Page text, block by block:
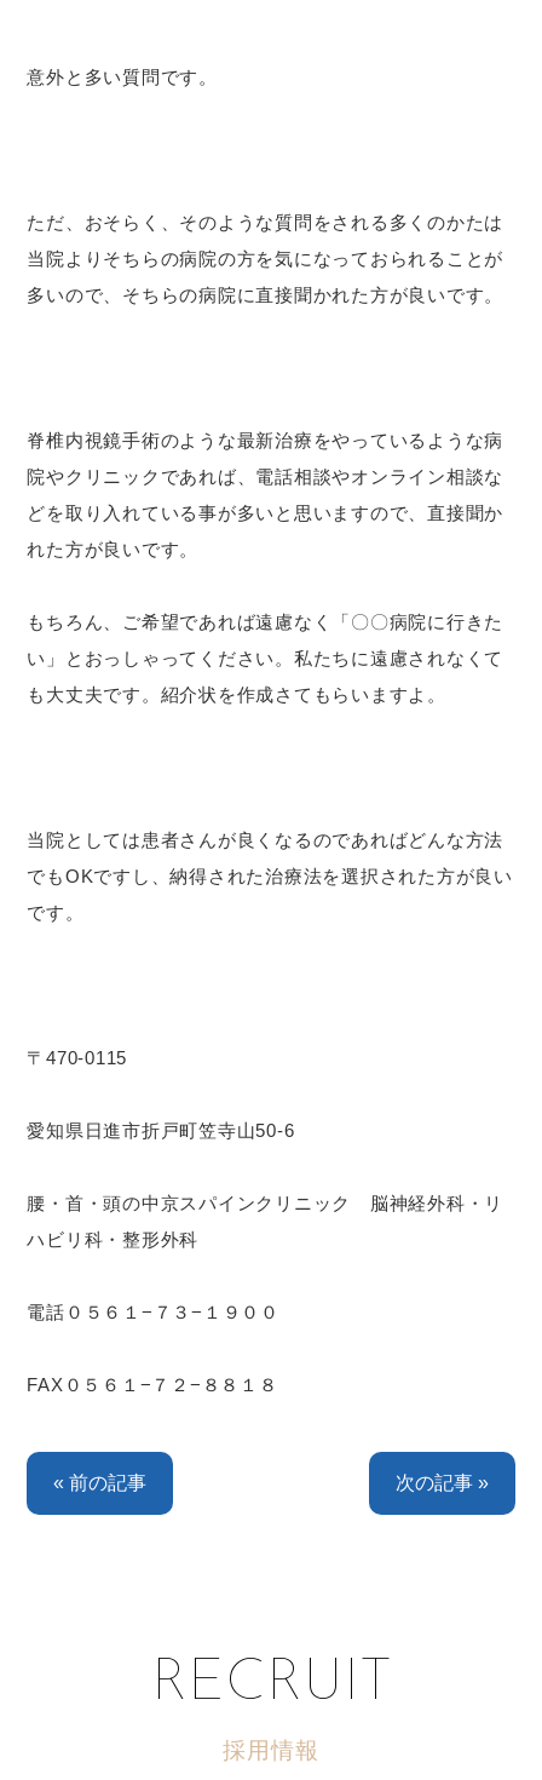
意外と多い質問です。
ただ、おそらく、そのような質問をされる多くのかたは
当院よりそちらの病院の方を気になっておられることが
多いので、そちらの病院に直接聞かれた方が良いです。
脊椎内視鏡手術のような最新治療をやっているような病
院やクリニックであれば、電話相談やオンライン相談な
どを取り入れている事が多いと思いますので、直接聞か
れた方が良いです。
もちろん、ご希望であれば遠慮なく「〇〇病院に行きた
い」とおっしゃってください。私たちに遠慮されなくて
も大丈夫です。紹介状を作成さてもらいますよ。
当院としては患者さんが良くなるのであればどんな方法
でもOKですし、納得された治療法を選択された方が良い
です。
〒470-0115
愛知県日進市折戸町笠寺山50-6
腰・首・頭の中京スパインクリニック 脳神経外科・リ
ハビリ科・整形外科
電話０５６１−７３−１９００
FAX０５６１−７２−８８１８
« 前の記事 次の記事 »
RECRUIT
採用情報